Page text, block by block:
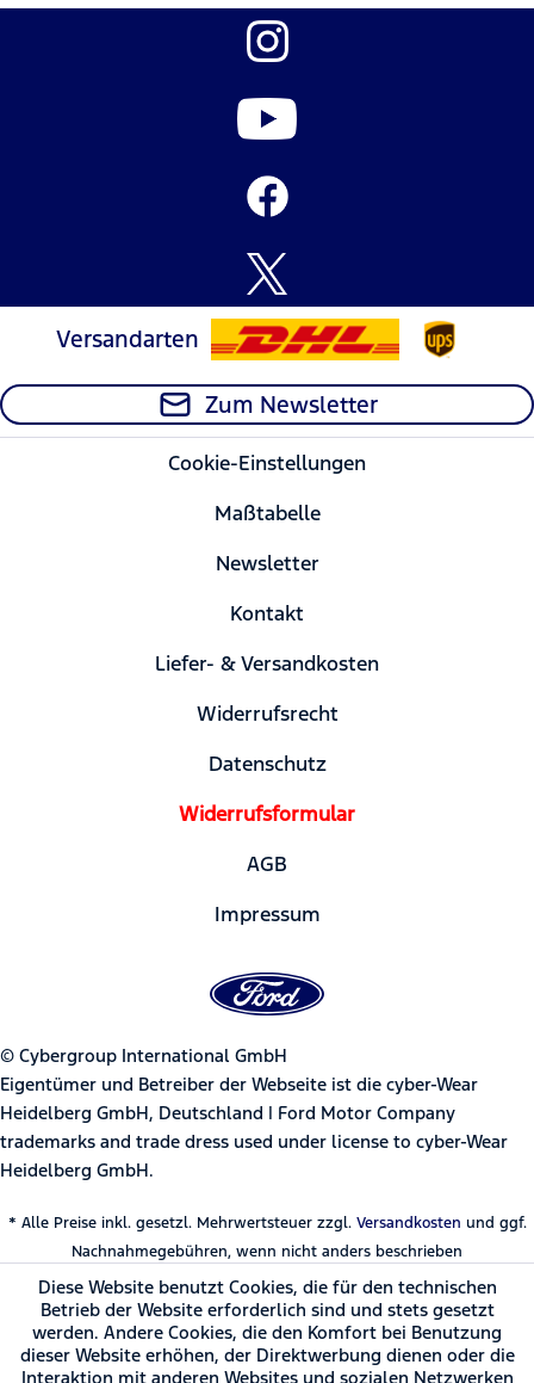
Versandarten
Zum Newsletter
Cookie-Einstellungen
Maßtabelle
Newsletter
Kontakt
Liefer- & Versandkosten
Widerrufsrecht
Datenschutz
Widerrufsformular
AGB
Impressum
© Cybergroup International GmbH
Eigentümer und Betreiber der Webseite ist die cyber-Wear
Heidelberg GmbH, Deutschland | Ford Motor Company
trademarks and trade dress used under license to cyber-Wear
Heidelberg GmbH.
* Alle Preise inkl. gesetzl. Mehrwertsteuer zzgl. Versandkosten und ggf.
Nachnahmegebühren, wenn nicht anders beschrieben
Diese Website benutzt Cookies, die für den technischen
Betrieb der Website erforderlich sind und stets gesetzt
werden. Andere Cookies, die den Komfort bei Benutzung
dieser Website erhöhen, der Direktwerbung dienen oder die
Interaktion mit anderen Websites und sozialen Netzwerken